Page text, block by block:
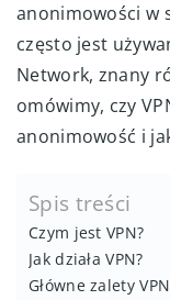
anonimowości w
często jest
Network, znany
omówimy, czy
anonimowość i
Spis treści
Czym jest VPN?
Jak działa VPN?
Główne zalety VPN